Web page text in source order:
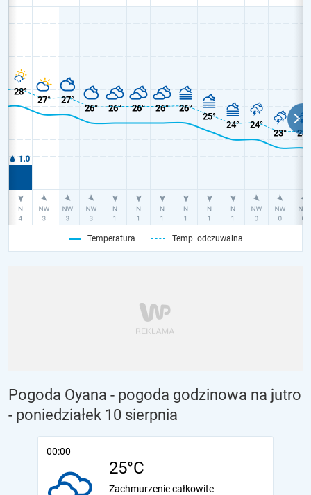
Temperatura Temp. odczuwalna
Pogoda Oyana - pogoda godzinowa na jutro
- poniedziałek 10 sierpnia
00:00
25°C
Zachmurzenie całkowite